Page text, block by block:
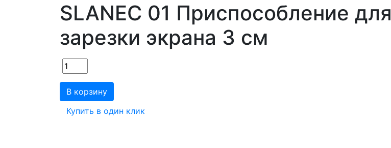
SLANEC 01 Приспособление для
зарезки экрана 3 см
В корзину
Купить в один клик